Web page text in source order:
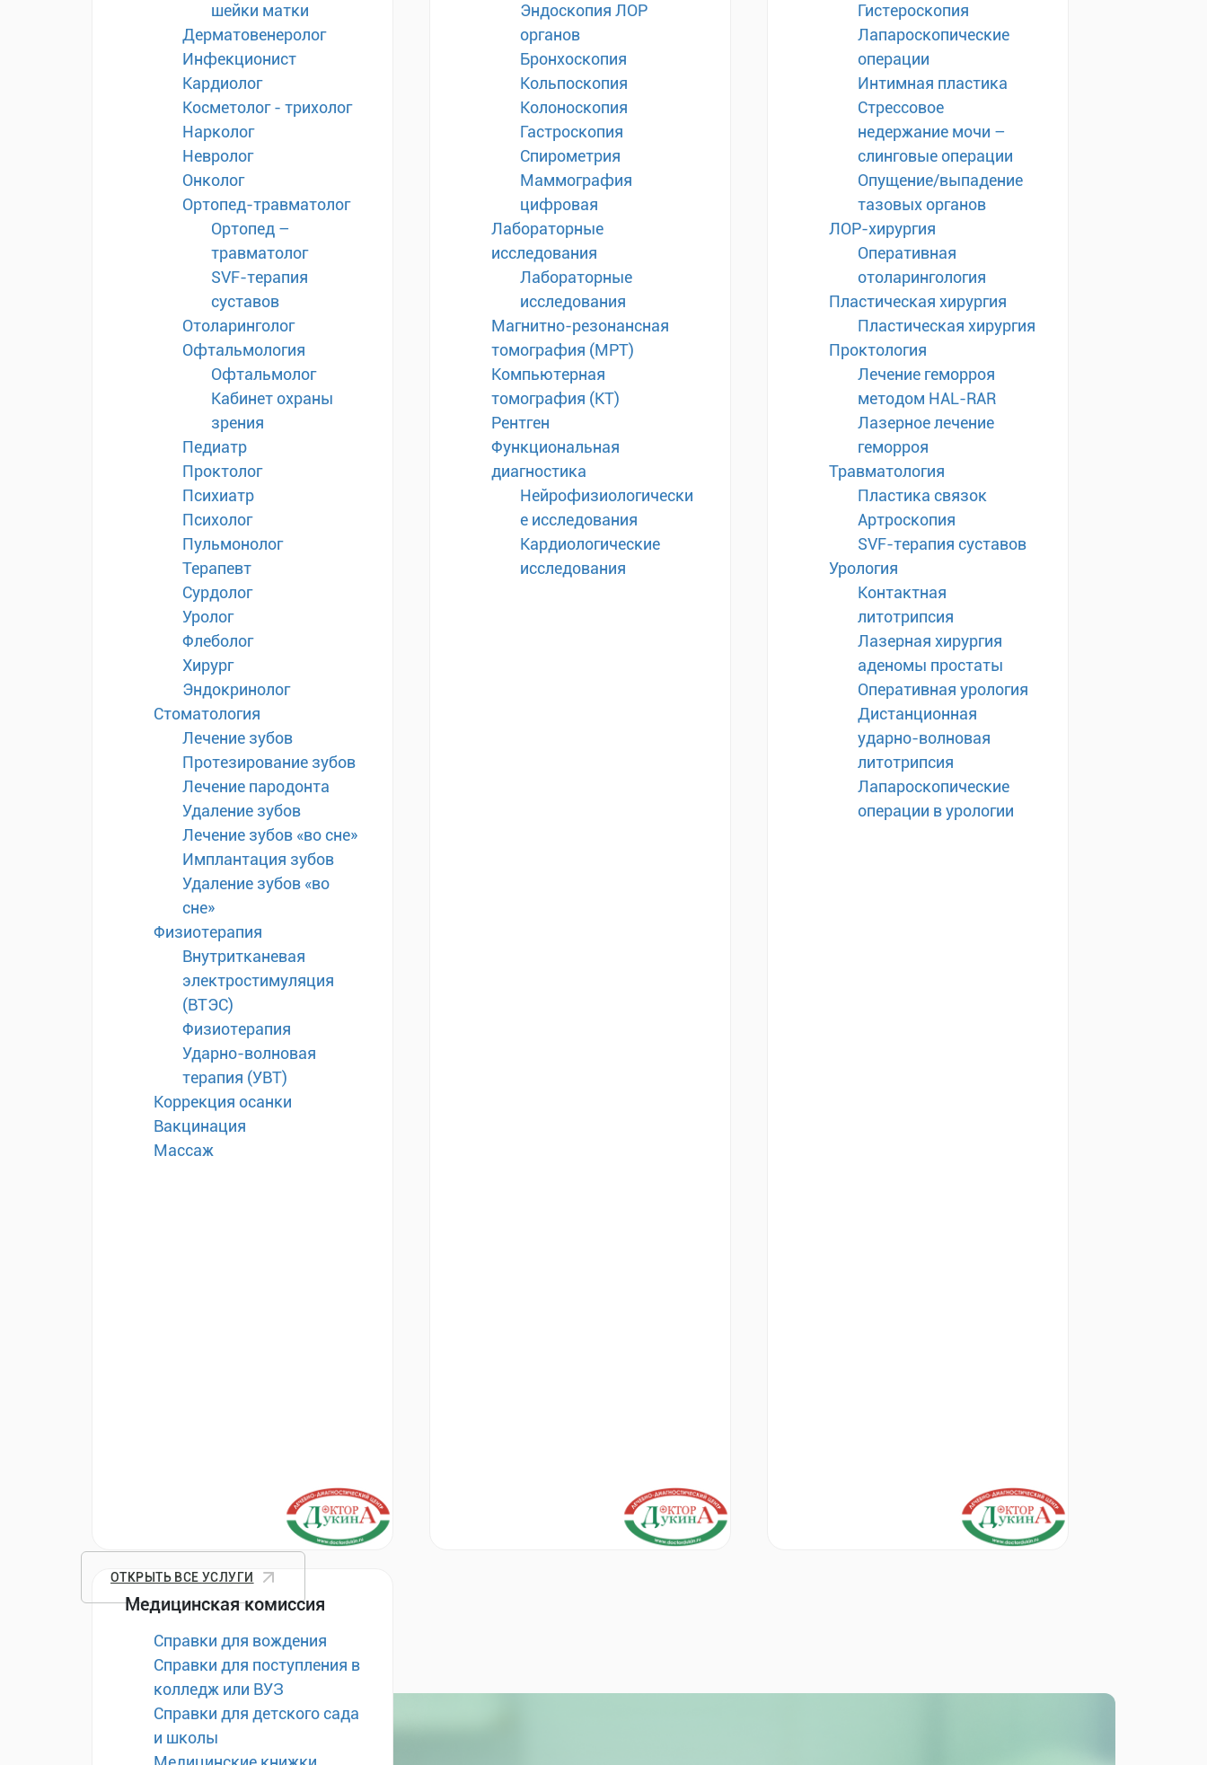
шейки матки
Дерматовенеролог
Инфекционист
Кардиолог
Косметолог - трихолог
Нарколог
Невролог
Онколог
Ортопед-травматолог
Ортопед –
травматолог
SVF-терапия
суставов
Отоларинголог
Офтальмология
Офтальмолог
Кабинет охраны
зрения
Педиатр
Проктолог
Психиатр
Психолог
Пульмонолог
Терапевт
Сурдолог
Уролог
Флеболог
Хирург
Эндокринолог
Стоматология
Лечение зубов
Протезирование зубов
Лечение пародонта
Удаление зубов
Лечение зубов «во сне»
Имплантация зубов
Удаление зубов «во
сне»
Физиотерапия
Внутритканевая
электростимуляция
(ВТЭС)
Физиотерапия
Ударно-волновая
терапия (УВТ)
Коррекция осанки
Вакцинация
Массаж
Эндоскопия ЛОР
органов
Бронхоскопия
Кольпоскопия
Колоноскопия
Гастроскопия
Спирометрия
Маммография
цифровая
Лабораторные
исследования
Лабораторные
исследования
Магнитно-резонансная
томография (МРТ)
Компьютерная
томография (КТ)
Рентген
Функциональная
диагностика
Нейрофизиологически
е исследования
Кардиологические
исследования
Гистероскопия
Лапароскопические
операции
Интимная пластика
Стрессовое
недержание мочи –
слинговые операции
Опущение/выпадение
тазовых органов
ЛОР-хирургия
Оперативная
отоларингология
Пластическая хирургия
Пластическая хирургия
Проктология
Лечение геморроя
методом HAL-RAR
Лазерное лечение
геморроя
Травматология
Пластика связок
Артроскопия
SVF-терапия суставов
Урология
Контактная
литотрипсия
Лазерная хирургия
аденомы простаты
Оперативная урология
Дистанционная
ударно-волновая
литотрипсия
Лапароскопические
операции в урологии
Медицинская комиссия
Справки для вождения
Справки для поступления в
колледж или ВУЗ
Справки для детского сада
и школы
ОТКРЫТЬ ВСЕ УСЛУГИ